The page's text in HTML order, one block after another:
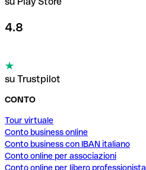
4.8
su Trustpilot
CONTO
Tour virtuale
Conto business online
Conto business con IBAN italiano
Conto online per associazioni
Conto online per libero professionista